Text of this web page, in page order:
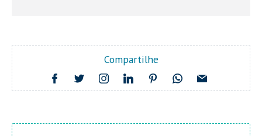
Compartilhe